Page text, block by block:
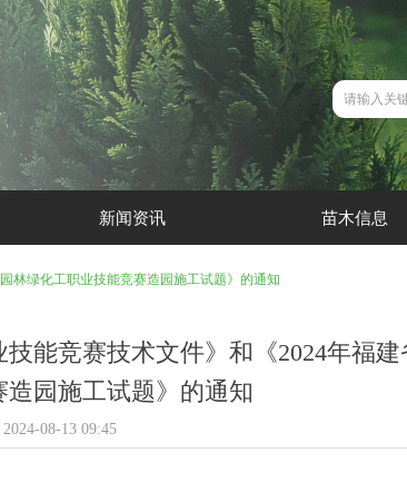
新闻资讯 苗木信息
能竞赛技术文件》和《2024年福
园施工试题》的通知
林绿化工职业技能竞赛造园施工试题》的通知
2024-08-13 09:45